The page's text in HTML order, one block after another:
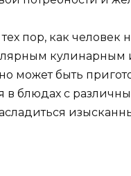
пор, как человек
может быть
в блюдах с